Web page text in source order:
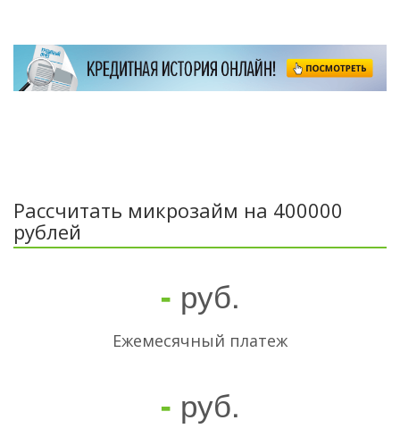
Рассчитать микрозайм на 400000
рублей
- руб.
Ежемесячный платеж
- руб.